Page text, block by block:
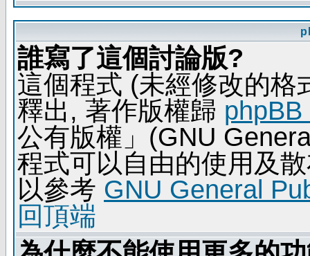
誰寫了這個討論版?
這個程式 (未經修改的格
釋出, 著作版權歸
公有版權」(GNU
程式可以自由的使用及
以參考 GNU General
回頂端